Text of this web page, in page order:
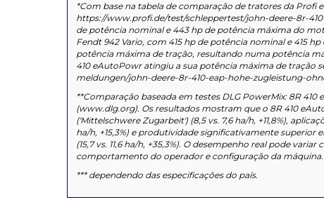
*Com base na tabela de comparação de tratores da Profi
https://www.profi.de/test/schleppertest/john-deere-8r-
de potência nominal e 443 hp de potência máxima do
Fendt 942 Vario, com 415 hp de potência nominal e 415
potência máxima de tração, resultando numa potência
410 eAutoPowr atingiu a sua potência máxima de
meldungen/john-deere-8r-410-eap-hohe-zugleistung-
**Comparação baseada em testes DLG PowerMix: 8R 410
(www.dlg.org). Os resultados mostram que o 8R 410
('Mittelschwere Zugarbeit') (8,5 vs. 7,6 ha/h, +11,8%),
ha/h, +15,3%) e produtividade significativamente
(15,7 vs. 11,6 ha/h, +35,3%). O desempenho real pode
comportamento do operador e configuração da máquina.
*** dependendo das especificações do país.